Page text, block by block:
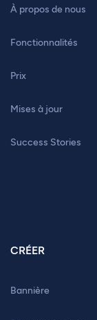
À propos de nous
Fonctionnalités
Prix
Mises à jour
Success Stories
CRÉER
Bannière